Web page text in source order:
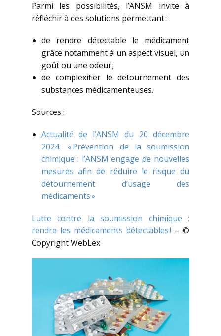
Parmi les possibilités, l’ANSM invite à
réfléchir à des solutions permettant :
de rendre détectable le médicament
grâce notamment à un aspect visuel, un
goût ou une odeur ;
de complexifier le détournement des
substances médicamenteuses.
Sources :
Actualité de l’ANSM du 20 décembre
2024 : « Prévention de la soumission
chimique : l’ANSM engage de nouvelles
mesures afin de réduire le risque du
détournement d’usage des
médicaments »
Lutte contre la soumission chimique :
rendre les médicaments détectables ! – ©
Copyright WebLex